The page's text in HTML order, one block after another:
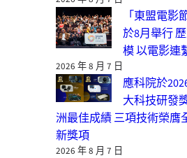
「東盟電影
於8月舉行
模 以電影連
2026 年 8 月 7 日
應科院於
大科技研發
洲最佳成績 三項技術榮膺
新獎項
2026 年 8 月 7 日